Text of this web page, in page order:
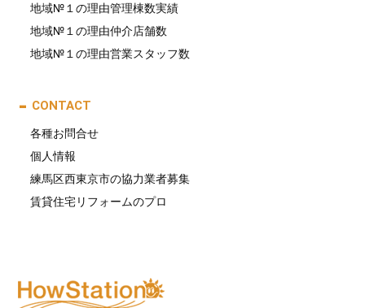
地域№１の理由管理棟数実績
地域№１の理由仲介店舗数
地域№１の理由営業スタッフ数
CONTACT
各種お問合せ
個人情報
練馬区西東京市の協力業者募集
賃貸住宅リフォームのプロ